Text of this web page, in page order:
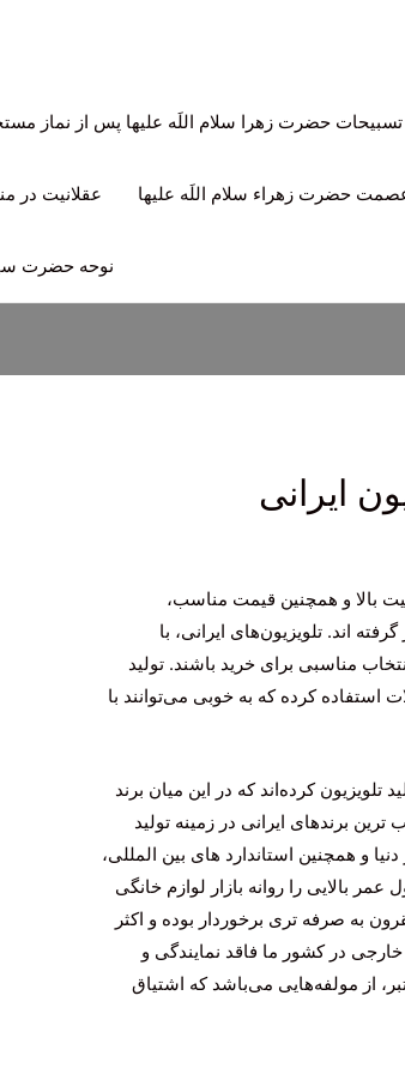
تسبیحات حضرت زهرا سلام اللَه علیها پس از نماز
حضرت زهراء سلام اللَه علیها عقلانیت در
نوحه حضرت
ایرانی
بالا و همچنین قیمت مناسب،
اند. تلویزیون‌های ایرانی، با
مناسبی برای خرید باشند. تولید
استفاده کرده که به خوبی می‌توانند با
کرده‌اند که در این میان برند
برندهای ایرانی در زمینه تولید
و همچنین استاندارد های بین المللی،
بالایی را روانه بازار لوازم خانگی
به صرفه تری برخوردار بوده و اکثر
خارجی در کشور ما فاقد نمایندگی و
از مولفه‌هایی می‌باشد که اشتیاق